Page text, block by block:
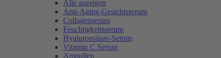
Alle anzeigen
Anti-Aging-Gesichtsserum
Collagenserum
Feuchtigkeitsserum
Hyaluronsäure-Serum
Vitamin C Serum
Ampullen